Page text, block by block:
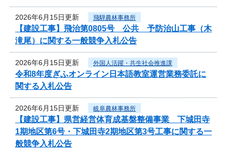
2026年6月15日更新 飛騨農林事務所
【建設工事】飛治第0805号 公共 予防治山工事（木
滝尾）に関する一般競争入札公告
2026年6月15日更新 外国人活躍・共生社会推進課
令和8年度ぎふオンライン日本語教室運営業務委託に
関する入札公告
2026年6月15日更新 岐阜農林事務所
【建設工事】県営経営体育成基盤整備事業 下城田寺
1期地区第6号・下城田寺2期地区第3号工事に関する一
般競争入札公告